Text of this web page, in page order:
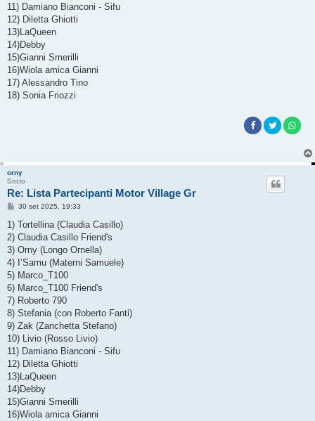
11) Damiano Bianconi - Sifu
12) Diletta Ghiotti
13)LaQueen
14)Debby
15)Gianni Smerilli
16)Wiola amica Gianni
17) Alessandro Tino
18) Sonia Friozzi
orny
Socio
Re: Lista Partecipanti Motor Village Gr
M
s
a
g
o
30 set 2025, 19:33
1) Tortellina (Claudia Casillo)
2) Claudia Casillo Friend's
3) Orny (Longo Ornella)
4) I’Samu (Materni Samuele)
5) Marco_T100
6) Marco_T100 Friend's
7) Roberto 790
8) Stefania (con Roberto Fanti)
9) Zak (Zanchetta Stefano)
10) Livio (Rosso Livio)
11) Damiano Bianconi - Sifu
12) Diletta Ghiotti
13)LaQueen
14)Debby
15)Gianni Smerilli
16)Wiola amica Gianni